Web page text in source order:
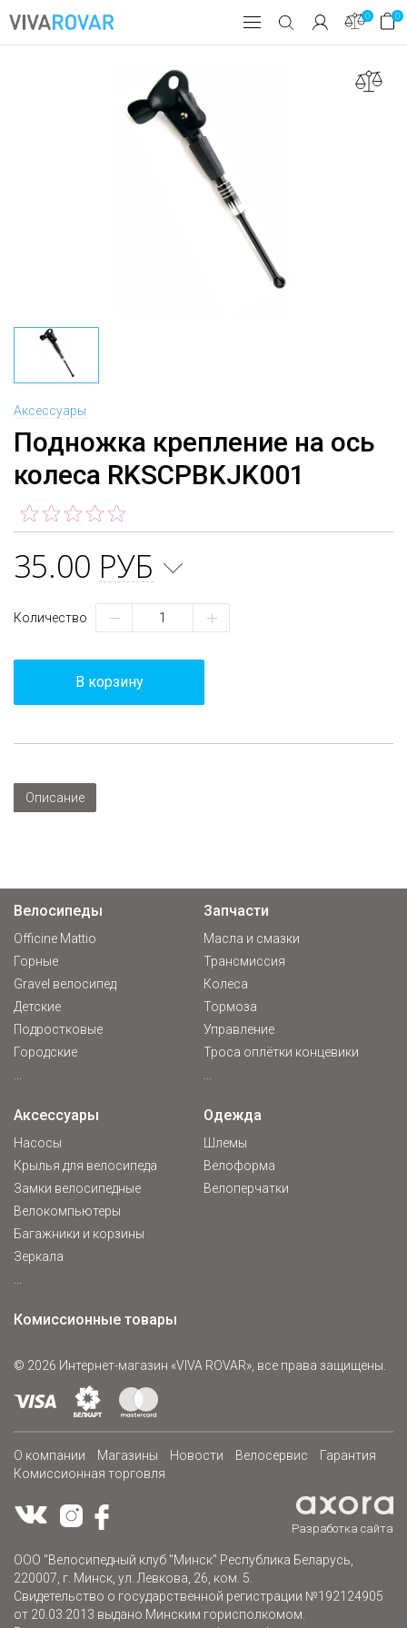
0
товаров
0
Аксессуары
Подножка крепление на ось
колеса RKSCPBKJK001
35.00 РУБ
Количество
В корзину
Описание
Велосипеды
Officine Mattio
Горные
Gravel велосипед
Детские
Подростковые
Городские
...
Запчасти
Масла и смазки
Трансмиссия
Колеса
Тормоза
Управление
Троса оплётки концевики
...
Аксессуары
Насосы
Крылья для велосипеда
Замки велосипедные
Велокомпьютеры
Багажники и корзины
Зеркала
...
Одежда
Шлемы
Велоформа
Велоперчатки
Комиссионные товары
© 2026 Интернет-магазин «VIVA ROVAR», все права защищены.
О компании Магазины Новости Велосервис
Гарантия
Комиссионная торговля
Разработка сайта
ООО "Велосипедный клуб "Минск" Республика Беларусь,
220007, г. Минск, ул. Левкова, 26, ком. 5.
Свидетельство о государственной регистрации №192124905
от 20.03.2013 выдано Минским горисполкомом.